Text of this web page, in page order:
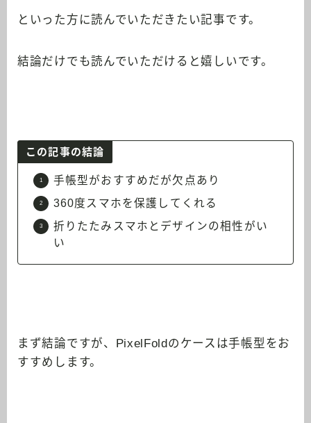
といった方に読んでいただきたい記事です。
結論だけでも読んでいただけると嬉しいです。
この記事の結論
手帳型がおすすめだが欠点あり
360度スマホを保護してくれる
折りたたみスマホとデザインの相性がい
い
まず結論ですが、PixelFoldのケースは手帳型をお
すすめします。